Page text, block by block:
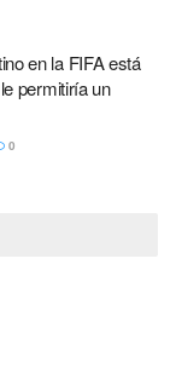
en la FIFA está
permitiría un
0